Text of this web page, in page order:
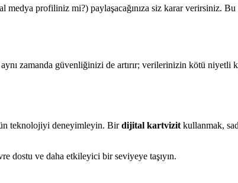
profiliniz mi?) paylaşacağınıza siz karar verirsiniz. Bu
zamanda güvenliğinizi de artırır; verilerinizin kötü niyetli
teknolojiyi deneyimleyin. Birdijital kartvizit kullanmak,
dostu ve daha etkileyici bir seviyeye taşıyın.